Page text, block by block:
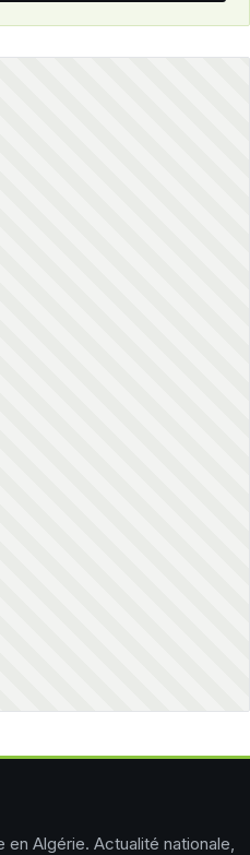
Algérie. Actualité nationale,